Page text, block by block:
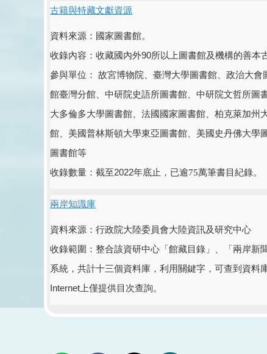
古籍與特藏文獻資源
資料來源：國家圖書館。
收錄內容：收藏國內外90所以上圖書館及機構的善本
參與單位： 故宮博物院、臺灣大學圖書館、政治大
館臺灣分館、中研院史語所圖書館、中研院文哲所圖
大多倫多大學圖書館、法國國家圖書館、柏克萊加
館、美國普林斯頓大學東亞圖書館、美國史丹佛大
圖書館等
收錄數量：截至2022年底止，已逾75萬筆書目紀錄。
兩岸知識庫
資料來源：行政院大陸委員會大陸資訊及研究中心
收錄範圍：整合該資研中心「館藏目錄」、「兩岸新
系統，共計十三個資料庫，利用關鍵字，可查到資
Internet 上僅提供目次查詢。